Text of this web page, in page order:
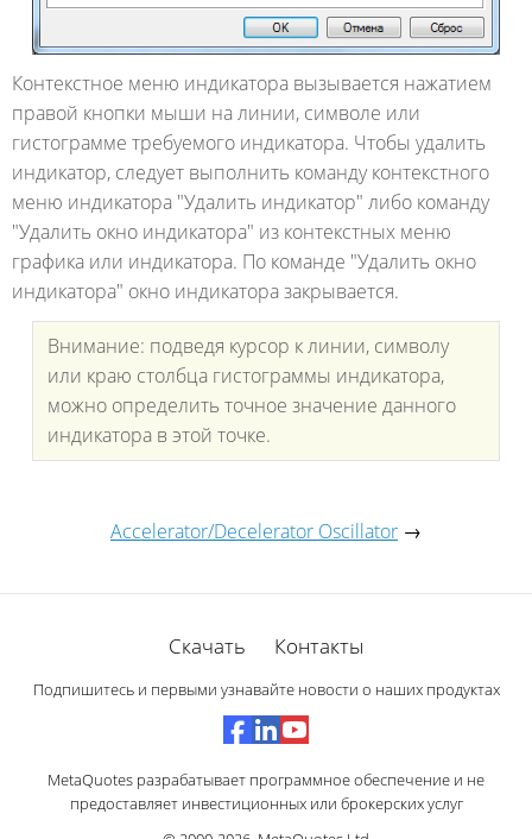
Контекстное меню индикатора вызывается нажатием
правой кнопки мыши на линии, символе или
гистограмме требуемого индикатора. Чтобы удалить
индикатор, следует выполнить команду контекстного
меню индикатора "Удалить индикатор" либо команду
"Удалить окно индикатора" из контекстных меню
графика или индикатора. По команде "Удалить окно
индикатора" окно индикатора закрывается.
Внимание: подведя курсор к линии, символу
или краю столбца гистограммы индикатора,
можно определить точное значение данного
индикатора в этой точке.
Accelerator/Decelerator Oscillator →
Скачать Контакты
Подпишитесь и первыми узнавайте новости о наших продуктах
MetaQuotes разрабатывает программное обеспечение и не
предоставляет инвестиционных или брокерских услуг